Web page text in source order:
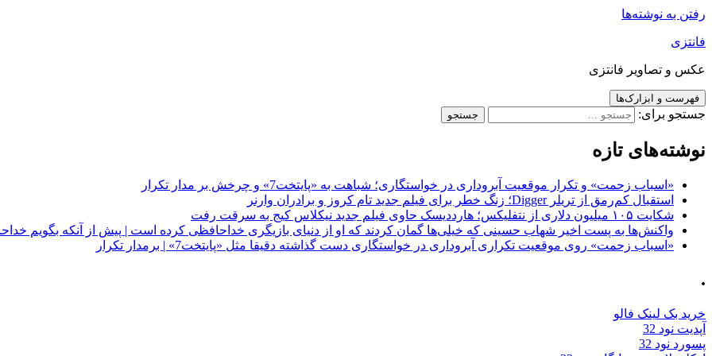
رفتن به نوشته‌ها
فانتزی
عکس و تصاویر فانتزی
فهرست و ابزارک‌ها
جستجو برای:
نوشته‌های تازه
«اسباب زحمت» و تکرار موقعیت آبروداری در خواستگاری؛ شباهت به «پایتخت7» و چرخش بر مدار تکرار
استقبال کم‌رمق از تریلر Digger؛ زنگ خطر برای فیلم جدید تام کروز و برادران وارنر
شکایت ۱۰۵ میلیون دلاری از نتفلیکس؛ هارددیسک حاوی فیلم جدید نیکلاس کیج به سرقت رفت
واکنش‌ها به پست اخیر شهاب حسینی که خیلی‌ها گمان کردند که او از دنیای بازیگری خداحافظی کرده است | پیش از آنکه بگویم
«اسباب زحمت» روی موقعیت تکراری آبروداری در خواستگاری دست گذاشته دقیقا مثل «پایتخت7» | برمدار تکرار
.
خرید بک لینک فالو
آپدیت نود 32
پسورد نود 32